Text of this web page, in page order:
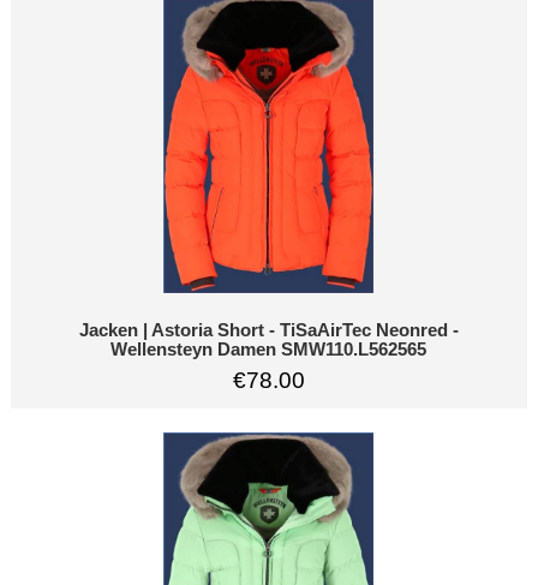
Jacken | Astoria Short - TiSaAirTec Neonred -
Wellensteyn Damen SMW110.L562565
€78.00